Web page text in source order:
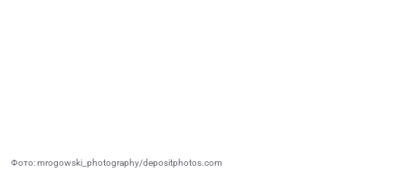
Фото: mrogowski_photography/depositphotos.com